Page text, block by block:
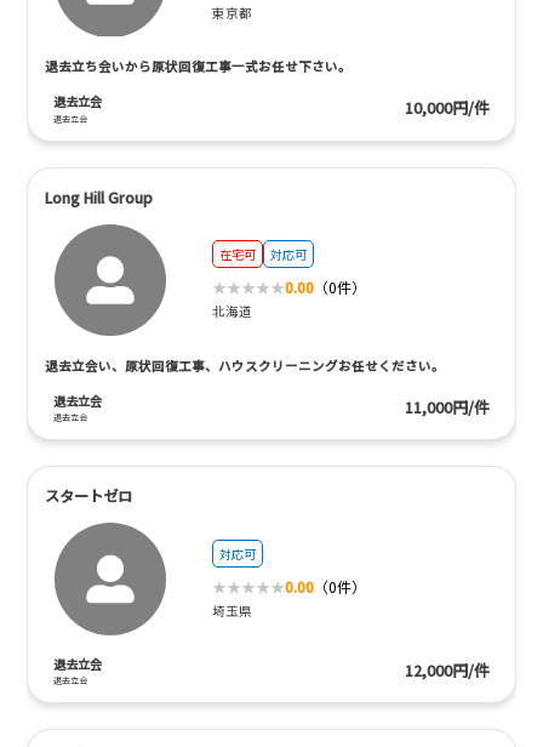
東京都
退去立ち会いから原状回復工事一式お任せ下さい。
退去立会
退去立会 10,000円/件
Long Hill Group
在宅可 対応可
0.00 （0件）
北海道
退去立会い、原状回復工事、ハウスクリーニングお任せください。
退去立会
退去立会 11,000円/件
スタートゼロ
対応可
0.00 （0件）
埼玉県
退去立会
退去立会 12,000円/件